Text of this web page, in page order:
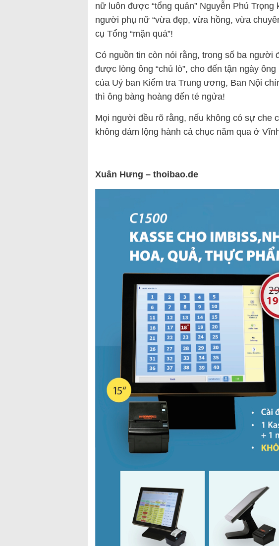
nữ luôn được “tổng quản” Nguyễn Phú
người phụ nữ “vừa đẹp, vừa hồng, vừa
cụ Tổng “mặn quá”!
Có nguồn tin còn nói rằng, trong số ba người
được lòng ông “chủ lò”, cho đến tận ngày
của Uỷ ban Kiểm tra Trung ương, Ban Nội
thì ông bàng hoàng đến té ngửa!
Mọi người đều rõ rằng, nếu không có sự che
không dám lộng hành cả chục năm qua ở
Xuân Hưng – thoibao.de